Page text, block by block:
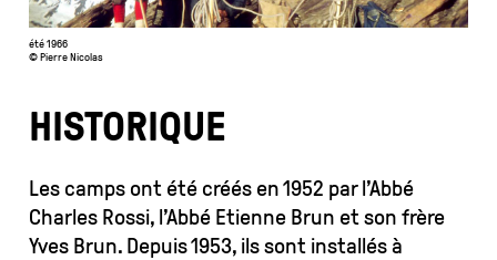
Chalets / Location
Mentions légales
été 1966
©Pierre Nicolas
HISTORIQUE
Les camps ont été créés en 1952 par l’Abbé
Charles Rossi, l’Abbé Etienne Brun et son frère
Yves Brun. Depuis 1953, ils sont installés à